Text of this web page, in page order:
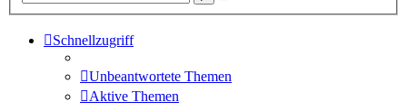
Schnellzugriff
Unbeantwortete Themen
Aktive Themen